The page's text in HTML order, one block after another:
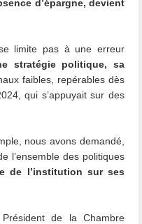
d’épargne, devient
limite pas à une erreur
stratégie politique, sa
faibles, repérables dès
qui s’appuyait sur des
nous avons demandé,
l’ensemble des politiques
de l’institution sur ses
de la Chambre